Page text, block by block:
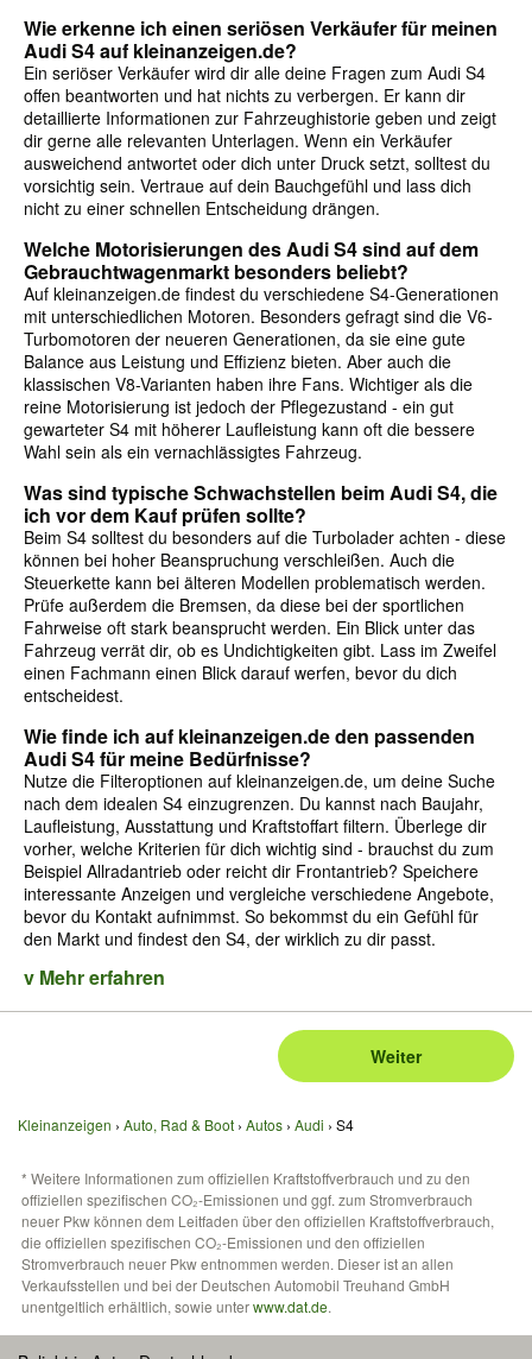
Wie erkenne ich einen seriösen Verkäufer für meinen
Audi S4 auf kleinanzeigen.de?
Ein seriöser Verkäufer wird dir alle deine Fragen zum Audi S4
offen beantworten und hat nichts zu verbergen. Er kann dir
detaillierte Informationen zur Fahrzeughistorie geben und zeigt
dir gerne alle relevanten Unterlagen. Wenn ein Verkäufer
ausweichend antwortet oder dich unter Druck setzt, solltest du
vorsichtig sein. Vertraue auf dein Bauchgefühl und lass dich
nicht zu einer schnellen Entscheidung drängen.
Welche Motorisierungen des Audi S4 sind auf dem
Gebrauchtwagenmarkt besonders beliebt?
Auf kleinanzeigen.de findest du verschiedene S4-Generationen
mit unterschiedlichen Motoren. Besonders gefragt sind die V6-
Turbomotoren der neueren Generationen, da sie eine gute
Balance aus Leistung und Effizienz bieten. Aber auch die
klassischen V8-Varianten haben ihre Fans. Wichtiger als die
reine Motorisierung ist jedoch der Pflegezustand - ein gut
gewarteter S4 mit höherer Laufleistung kann oft die bessere
Wahl sein als ein vernachlässigtes Fahrzeug.
Was sind typische Schwachstellen beim Audi S4, die
ich vor dem Kauf prüfen sollte?
Beim S4 solltest du besonders auf die Turbolader achten - diese
können bei hoher Beanspruchung verschleißen. Auch die
Steuerkette kann bei älteren Modellen problematisch werden.
Prüfe außerdem die Bremsen, da diese bei der sportlichen
Fahrweise oft stark beansprucht werden. Ein Blick unter das
Fahrzeug verrät dir, ob es Undichtigkeiten gibt. Lass im Zweifel
einen Fachmann einen Blick darauf werfen, bevor du dich
entscheidest.
Wie finde ich auf kleinanzeigen.de den passenden
Audi S4 für meine Bedürfnisse?
Nutze die Filteroptionen auf kleinanzeigen.de, um deine Suche
nach dem idealen S4 einzugrenzen. Du kannst nach Baujahr,
Laufleistung, Ausstattung und Kraftstoffart filtern. Überlege dir
vorher, welche Kriterien für dich wichtig sind - brauchst du zum
Beispiel Allradantrieb oder reicht dir Frontantrieb? Speichere
interessante Anzeigen und vergleiche verschiedene Angebote,
bevor du Kontakt aufnimmst. So bekommst du ein Gefühl für
den Markt und findest den S4, der wirklich zu dir passt.
v Mehr erfahren
Weiter
Kleinanzeigen Auto, Rad & Boot Autos Audi S4
* Weitere Informationen zum offiziellen Kraftstoffverbrauch und zu den
offiziellen spezifischen CO₂-Emissionen und ggf. zum Stromverbrauch
neuer Pkw können dem Leitfaden über den offiziellen Kraftstoffverbrauch,
die offiziellen spezifischen CO₂-Emissionen und den offiziellen
Stromverbrauch neuer Pkw entnommen werden. Dieser ist an allen
Verkaufsstellen und bei der Deutschen Automobil Treuhand GmbH
unentgeltlich erhältlich, sowie unterwww.dat.de.